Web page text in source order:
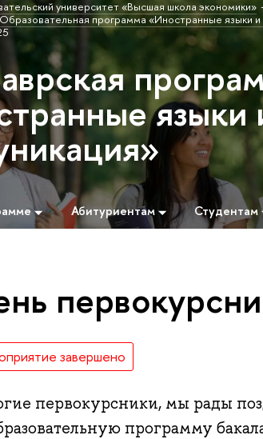
университет «Высшая школа экономики»
программа «Иностранные языки и
языки
Абитуриентам Студентам
завершено
первокурсники, мы рады
программу